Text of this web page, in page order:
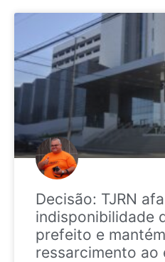
Decisão: TJRN
indisponibilidade
prefeito e
ressarcimento ao